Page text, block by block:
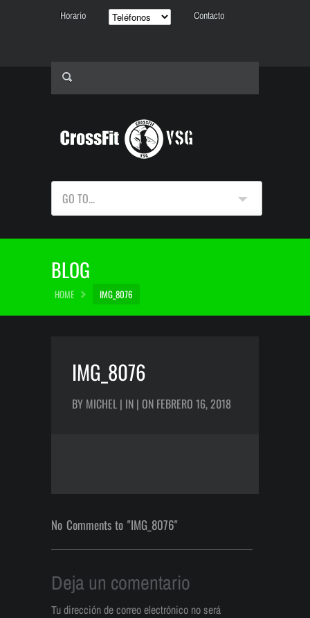
Horario Contacto
GO TO...
BLOG
HOME IMG_8076
IMG_8076
BY MICHEL | IN | ON FEBRERO 16, 2018
No Comments to "IMG_8076"
Deja un comentario
Tu dirección de correo electrónico no será